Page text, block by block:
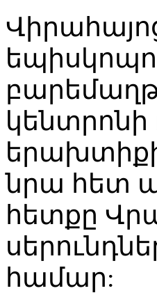
կենտրոնի
երախտիքի
նրա հետ
հետքը
համար: